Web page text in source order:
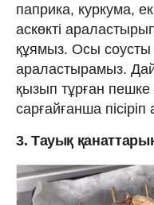
паприка, куркума,
аскөкті
құямыз. Осы соусты
араластырамыз.
қызып тұрған
сарғайғанша
3. Тауық қанаттарын